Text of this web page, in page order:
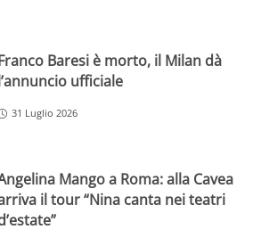
Baresi è morto, il Milan dà
ufficiale
31 Luglio 2026
Mango a Roma: alla Cavea
il tour “Nina canta nei teatri